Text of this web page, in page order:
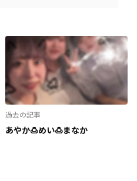
過去の記事
あやか🍮めい🍮まなか